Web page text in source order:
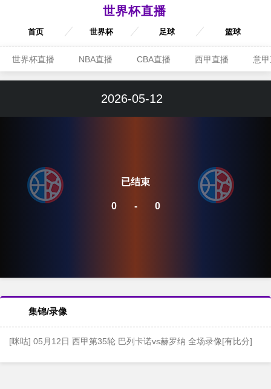
世界杯直播
首页 世界杯 足球 篮球
世界杯直播 NBA直播 CBA直播 西甲直播 意
2026-05-12
0 - 0
已结束
集锦/录像
[咪咕] 05月12日 西甲第35轮 巴列卡诺vs赫罗纳 全场录像[有比分]